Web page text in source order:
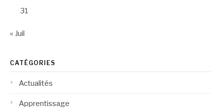
31
« Juil
CATÉGORIES
Actualités
Apprentissage